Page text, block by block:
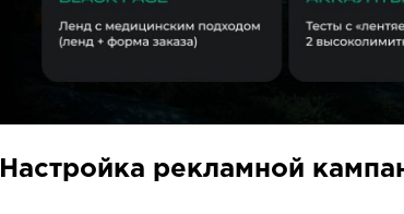
Настройка рекламной